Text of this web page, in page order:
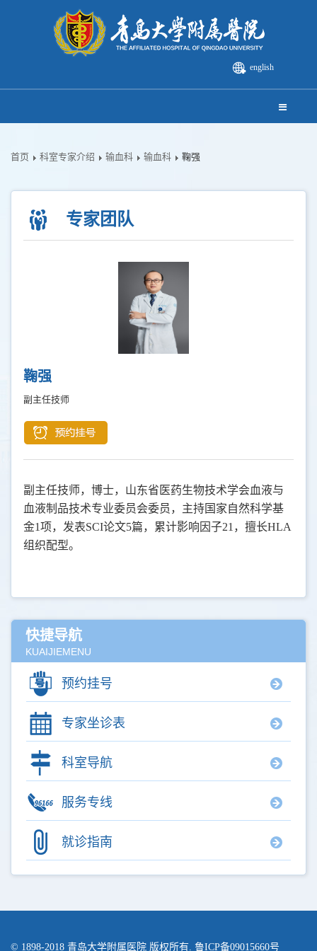
english
首页 科室专家介绍 输血科 输血科 鞠强
专家团队
鞠强
副主任技师
副主任技师，博士，山东省医药生物技术学会血液与
血液制品技术专业委员会委员，主持国家自然科学基
金1项，发表SCI论文5篇，累计影响因子21，擅长HLA
组织配型。
快捷导航
KUAIJIEMENU
预约挂号
专家坐诊表
科室导航
服务专线
就诊指南
© 1898-2018 青岛大学附属医院 版权所有. 鲁ICP备09015660号